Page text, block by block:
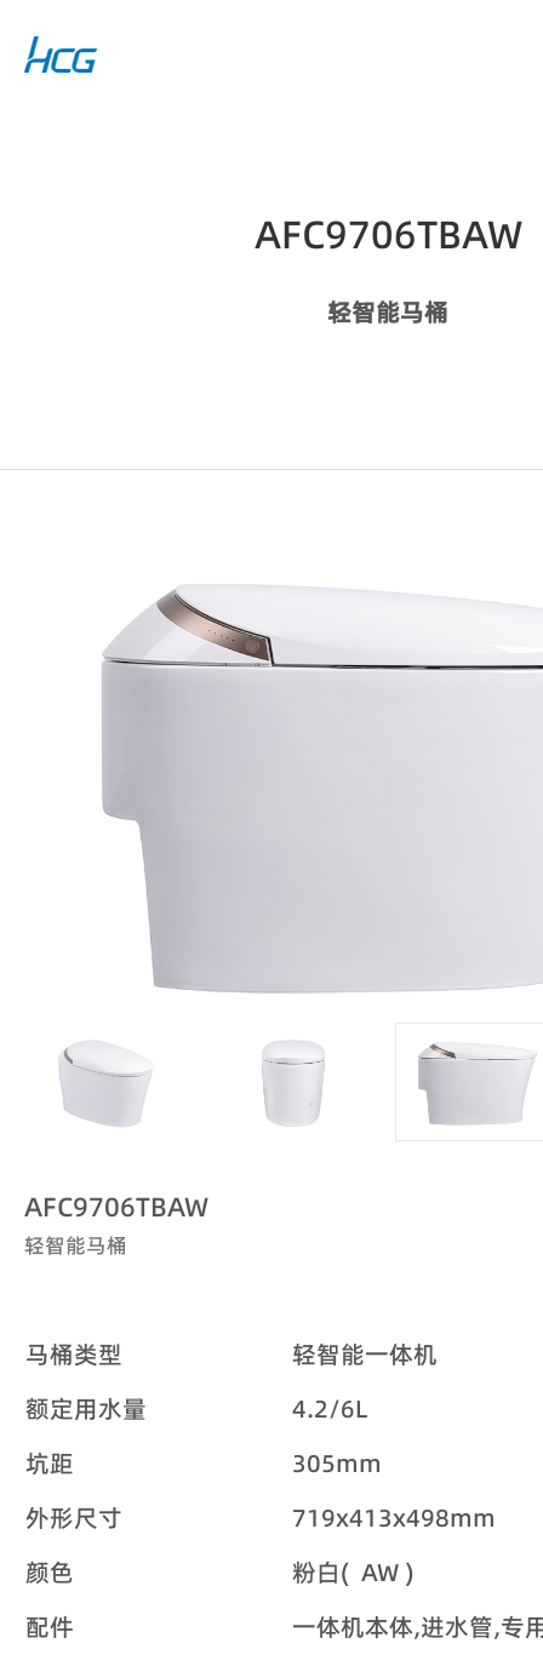
AFC9706TBAW
轻智能马桶
AFC9706TBAW
轻智能马桶
马桶类型
轻智能一体机
额定用水量
4.2/6L
坑距
305mm
外形尺寸
719x413x498mm
颜色
粉白( AW )
配件
一体机本体,进水管,专